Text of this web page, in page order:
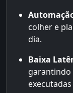
colher e
dia.
Baixa
garantindo